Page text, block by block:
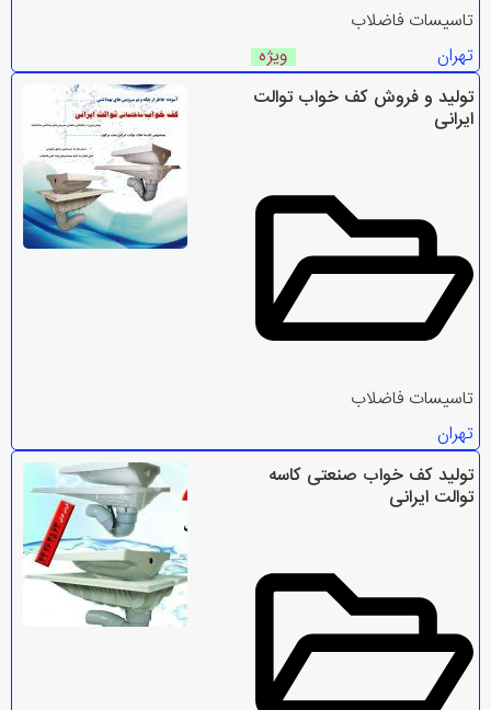
تاسیسات فاضلاب
تهران
ویژه
تولید و فروش کف خواب توالت
ایرانی
تاسیسات فاضلاب
تهران
تولید کف خواب صنعتی کاسه
توالت ایرانی